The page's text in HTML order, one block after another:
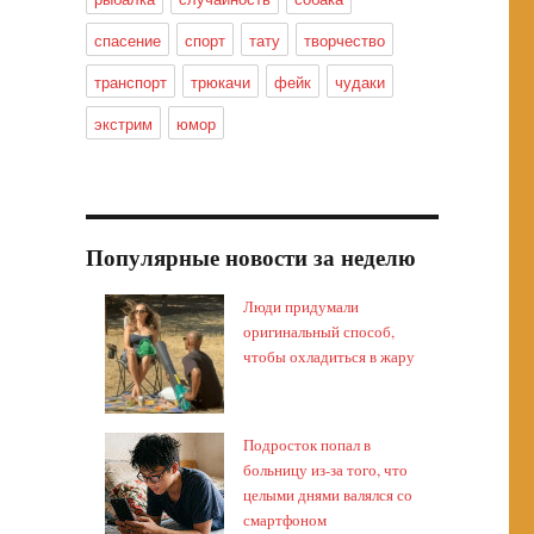
спасение
спорт тату
творчество
транспорт
трюкачи фейк
чудаки
экстрим
юмор
Популярные новости за неделю
Люди придумали
оригинальный способ,
чтобы охладиться в жару
Подросток попал в
больницу из-за того, что
целыми днями валялся со
смартфоном